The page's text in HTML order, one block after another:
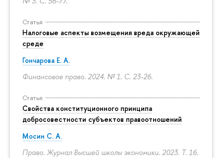
Статья
Налоговые аспекты возмещения вреда окружающей
среде
Гончарова Е. А.
Финансовое право. 2024. № 1. С. 23-26.
Статья
Свойства конституционного принципа
добросовестности субъектов правоотношений
Мосин С. А.
Право. Журнал Высшей школы экономики. 2023. Т. 16.